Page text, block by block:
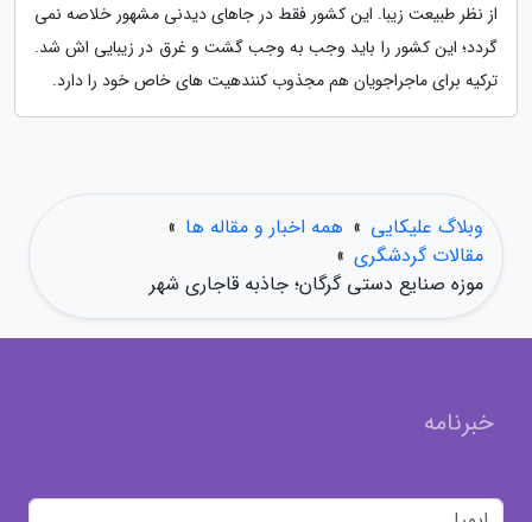
از نظر طبیعت زیبا. این کشور فقط در جاهای دیدنی مشهور خلاصه نمی
گردد؛ این کشور را باید وجب به وجب گشت و غرق در زیبایی اش شد.
ترکیه برای ماجراجویان هم مجذوب کنندهیت های خاص خود را دارد.
وبلاگ علیکایی » همه اخبار و مقاله ها »
مقالات گردشگری »
موزه صنایع دستی گرگان؛ جاذبه قاجاری شهر
خبرنامه